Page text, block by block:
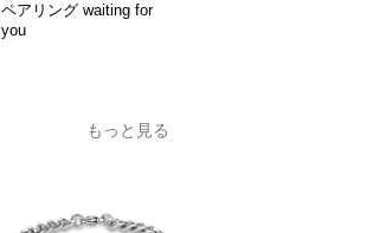
ペアリング waiting for
you
もっと見る